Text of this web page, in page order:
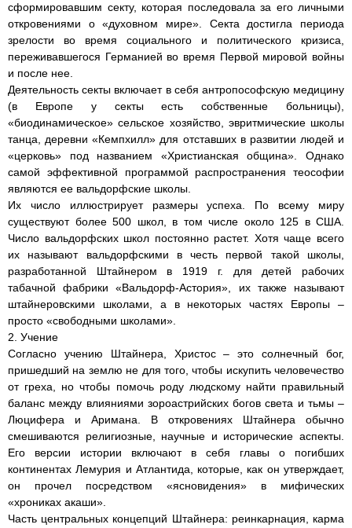
сформировавшим секту, которая последовала за его личными
откровениями о «духовном мире». Секта достигла периода
зрелости во время социального и политического кризиса,
переживавшегося Германией во время Первой мировой войны
и после нее.
Деятельность секты включает в себя антропософскую медицину
(в Европе у секты есть собственные больницы),
«биодинамическое» сельское хозяйство, эвритмические школы
танца, деревни «Кемпхилл» для отставших в развитии людей и
«церковь» под названием «Христианская община». Однако
самой эффективной программой распространения теософии
являются ее вальдорфские школы.
Их число иллюстрирует размеры успеха. По всему миру
существуют более 500 школ, в том числе около 125 в США.
Число вальдорфских школ постоянно растет. Хотя чаще всего
их называют вальдорфскими в честь первой такой школы,
разработанной Штайнером в 1919 г. для детей рабочих
табачной фабрики «Вальдорф-Астория», их также называют
штайнеровскими школами, а в некоторых частях Европы –
просто «свободными школами».
2. Учение
Согласно учению Штайнера, Христос – это солнечный бог,
пришедший на землю не для того, чтобы искупить человечество
от греха, но чтобы помочь роду людскому найти правильный
баланс между влияниями зороастрийских богов света и тьмы –
Люцифера и Аримана. В откровениях Штайнера обычно
смешиваются религиозные, научные и исторические аспекты.
Его версии истории включают в себя главы о погибших
континентах Лемурия и Атлантида, которые, как он утверждает,
он прочел посредством «ясновидения» в мифических
«хрониках акаши».
Часть центральных концепций Штайнера: реинкарнация, карма